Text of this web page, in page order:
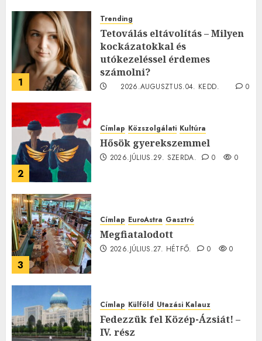
1
Trending
Tetoválás eltávolítás – Milyen
kockázatokkal és
utókezeléssel érdemes
számolni?
2026.AUGUSZTUS.04. KEDD.
0
2
Címlap Közszolgálati Kultúra
Hősök gyerekszemmel
2026.JÚLIUS.29. SZERDA. 0 0
3
Címlap EuroAstra Gasztró
Megfiatalodott
2026.JÚLIUS.27. HÉTFŐ. 0 0
Címlap Külföld Utazási Kalauz
Fedezzük fel Közép-Ázsiát! –
IV. rész